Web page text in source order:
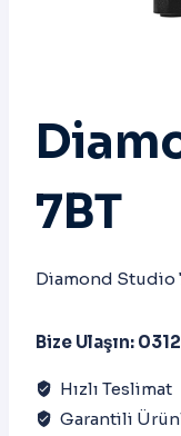
7BT
Diamond Studio
Bize Ulaşın:
Hızlı Teslimat
Garantili